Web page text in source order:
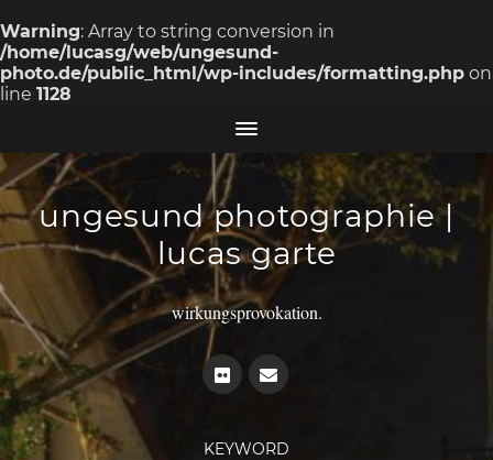
Warning: Array to string conversion in
/home/lucasg/web/ungesund-
photo.de/public_html/wp-includes/formatting.php on
line 1128
ungesund photographie |
lucas garte
wirkungsprovokation.
KEYWORD